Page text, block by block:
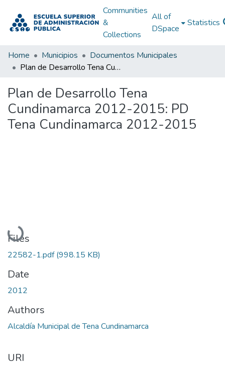
Communities
&
Collections
All of
DSpace
Statistics
Home Municipios
Documentos Municipales
Plan de Desarrollo Tena Cundinamarca 2012-2015: PD Tena Cundinamarca 2012-2015
Plan de Desarrollo Tena
Cundinamarca 2012-2015: PD
Tena Cundinamarca 2012-2015
Loading...
Files
22582-1.pdf(998.15 KB)
Date
2012
Authors
Alcaldía Municipal de Tena Cundinamarca
URI